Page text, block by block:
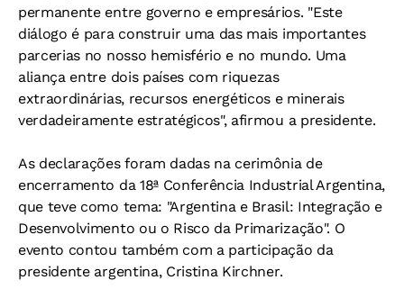
permanente entre governo e empresários. "Este
diálogo é para construir uma das mais importantes
parcerias no nosso hemisfério e no mundo. Uma
aliança entre dois países com riquezas
extraordinárias, recursos energéticos e minerais
verdadeiramente estratégicos", afirmou a presidente.
As declarações foram dadas na cerimônia de
encerramento da 18ª Conferência Industrial Argentina,
que teve como tema: "Argentina e Brasil: Integração e
Desenvolvimento ou o Risco da Primarização". O
evento contou também com a participação da
presidente argentina, Cristina Kirchner.